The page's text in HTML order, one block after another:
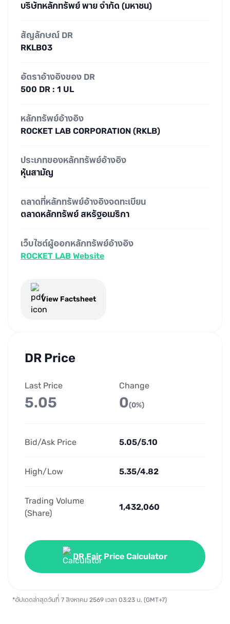
บริษัทหลักทรัพย์ พาย จำกัด (มหาชน)
สัญลักษณ์ DR
RKLB03
อัตราอ้างอิงของ DR
500 DR : 1 UL
หลักทรัพย์อ้างอิง
ROCKET LAB CORPORATION (RKLB)
ประเภทของหลักทรัพย์อ้างอิง
หุ้นสามัญ
ตลาดที่หลักทรัพย์อ้างอิงจดทะเบียน
ตลาดหลักทรัพย์ สหรัฐอเมริกา
เว็บไซต์ผู้ออกหลักทรัพย์อ้างอิง
ROCKET LAB Website
View Factsheet
DR Price
Last Price
5.05
Change
0(0%)
Bid/Ask Price 5.05/5.10
High/Low 5.35/4.82
Trading Volume
(Share)
1,432,060
DR Fair Price Calculator
*อัปเดตล่าสุดวันที่ 7 สิงหาคม 2569 เวลา 03:23 น. (GMT+7)